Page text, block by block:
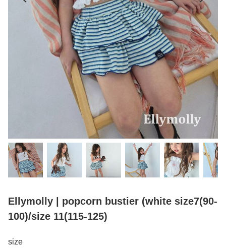
Ellymolly | popcorn bustier (white size7(90-
100)/size 11(115-125)
size